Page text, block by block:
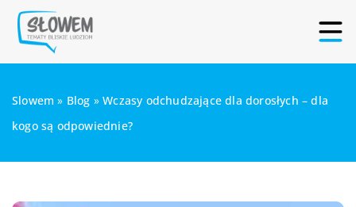
Slowem » Blog »Wczasy odchudzające dla dorosłych – dla
kogo są odpowiednie?